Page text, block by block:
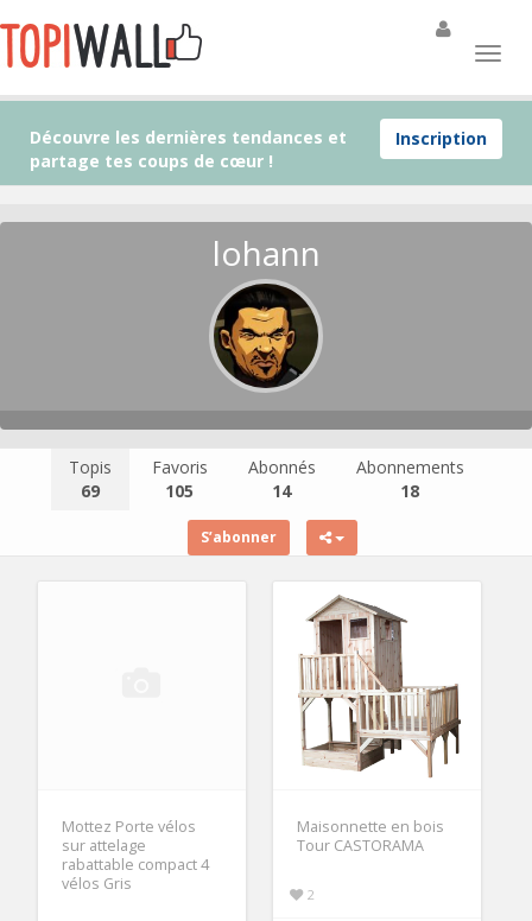
Inscription
Découvre les dernières tendances et
partage tes coups de cœur !
lohann
Topis
69
Favoris
105
Abonnés
14
Abonnements
18
S’abonner
Mottez Porte vélos
sur attelage
rabattable compact 4
vélos Gris
Maisonnette en bois
Tour CASTORAMA
2